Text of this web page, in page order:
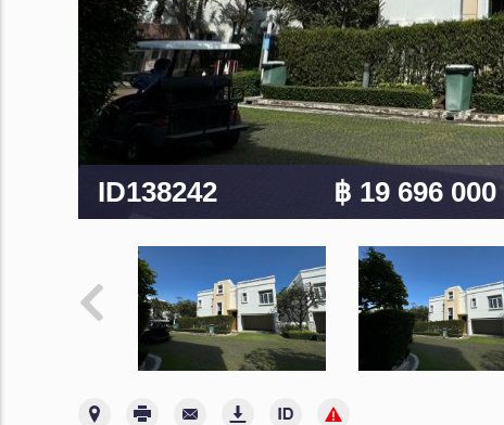
ID138242 ฿ 19 696 000